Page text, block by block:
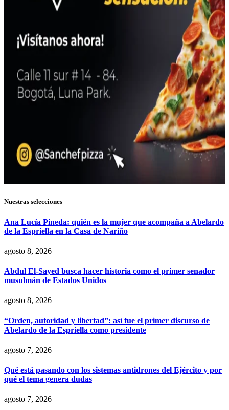
Nuestras selecciones
Ana Lucía Pineda: quién es la mujer que acompaña a Abelardo
de la Espriella en la Casa de Nariño
agosto 8, 2026
Abdul El-Sayed busca hacer historia como el primer senador
musulmán de Estados Unidos
agosto 8, 2026
“Orden, autoridad y libertad”: así fue el primer discurso de
Abelardo de la Espriella como presidente
agosto 7, 2026
Qué está pasando con los sistemas antidrones del Ejército y por
qué el tema genera dudas
agosto 7, 2026